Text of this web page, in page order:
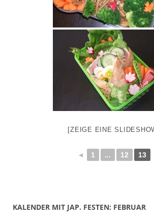
[ZEIGE EINE
◄ 1 ... 12 13
KALENDER MIT JAP. FESTEN: FEBRUAR